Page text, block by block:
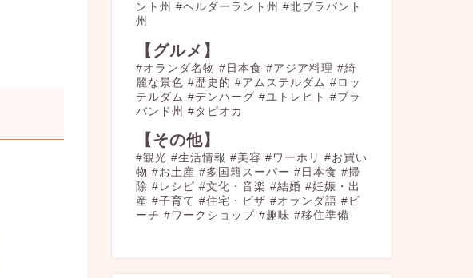
ント州 #ヘルダーラント州 #北ブラバント
州
【グルメ】
#オランダ名物 #日本食 #アジア料理 #綺
麗な景色 #歴史的 #アムステルダム #ロッ
テルダム #デンハーグ #ユトレヒト #ブラ
バンド州 #タピオカ
【その他】
#観光 #生活情報 #美容 #ワーホリ #お買い
物 #お土産 #多国籍スーパー #日本食 #掃
除 #レシピ #文化・音楽 #結婚 #妊娠・出
産 #子育て #住宅・ビザ #オランダ語 #ビ
ーチ #ワークショップ #趣味 #移住準備